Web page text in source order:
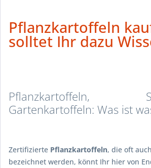
Pflanzkartoffeln
solltet Ihr dazu
Pflanzkartoffeln,
Gartenkartoffeln: Was ist
Zertifizierte Pflanzkartoffeln, die oft
bezeichnet werden, könnt Ihr hier von